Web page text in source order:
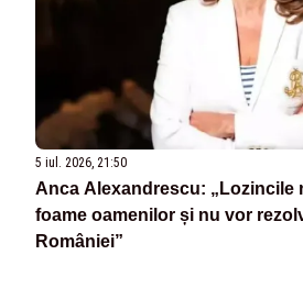
5 iul. 2026, 21:50
Anca Alexandrescu: „Lozincile
foame oamenilor și nu vor
României”